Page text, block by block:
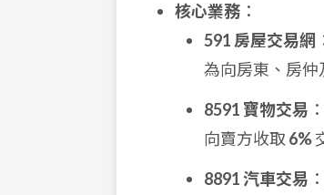
核心業務 ：
591 房屋交易網
為向房東、房
8591 寶物交易
向賣方收取 6%
8891 汽車交易